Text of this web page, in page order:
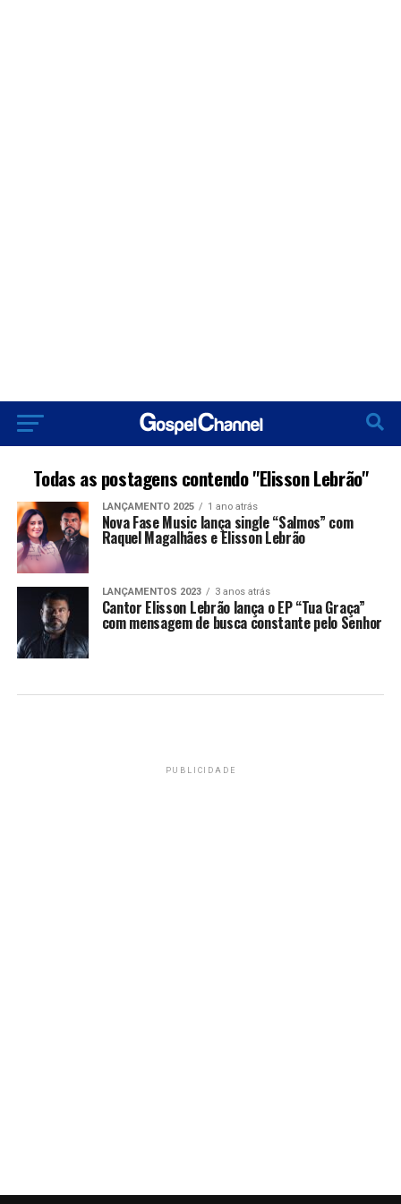
Todas as postagens contendo "Elisson Lebrão"
LANÇAMENTO 2025 1 ano atrás
Nova Fase Music lança single “Salmos” com
Raquel Magalhães e Elisson Lebrão
LANÇAMENTOS 2023 3 anos atrás
Cantor Elisson Lebrão lança o EP “Tua Graça”
com mensagem de busca constante pelo Senhor
PUBLICIDADE